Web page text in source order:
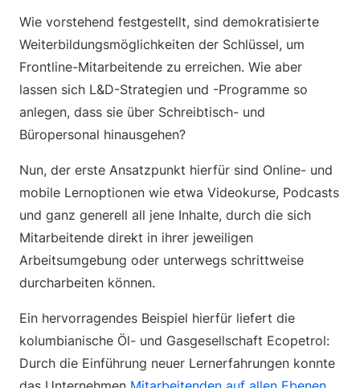
Wie vorstehend festgestellt, sind demokratisierte
Weiterbildungsmöglichkeiten der Schlüssel, um
Frontline-Mitarbeitende zu erreichen. Wie aber
lassen sich L&D-Strategien und -Programme so
anlegen, dass sie über Schreibtisch- und
Büropersonal hinausgehen?
Nun, der erste Ansatzpunkt hierfür sind Online- und
mobile Lernoptionen wie etwa Videokurse, Podcasts
und ganz generell all jene Inhalte, durch die sich
Mitarbeitende direkt in ihrer jeweiligen
Arbeitsumgebung oder unterwegs schrittweise
durcharbeiten können.
Ein hervorragendes Beispiel hierfür liefert die
kolumbianische Öl- und Gasgesellschaft Ecopetrol:
Durch die Einführung neuer Lernerfahrungen konnte